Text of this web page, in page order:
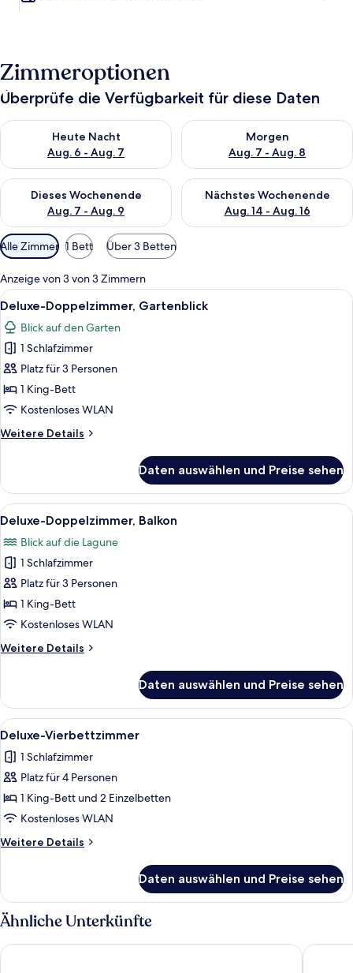
Zimmeroptionen
Überprüfe die Verfügbarkeit für diese Daten
Heute Nacht
Aug. 6 - Aug. 7
Überprüfe die Verfügbarkeit für heute Nacht, Aug. 6 - Aug. 7.
Morgen
Aug. 7 - Aug. 8
Überprüfe die Verfügbarkeit
Dieses Wochenende
Aug. 7 - Aug. 9
Überprüfe die Verfügbarkeit für dieses Wochenende, Aug. 7
Nächstes Wochenende
Aug. 14 - Aug. 16
Überprüfe die Verfügbarkeit
Verfügbare
Filter
für
Zimmer
Alle Zimmer 1 Bett Über 3 Betten
Anzeige von 3 von 3 Zimmern
Alle
Fotos
für
Deluxe-
Doppelzimmer,
Gartenblick
anzeigen
Ein Schlafzimmer mit einem Bett,
7
Deluxe-Doppelzimmer, Gartenblick
Blick auf den Garten
1 Schlafzimmer
Platz für 3 Personen
1 King-Bett
Kostenloses WLAN
Weitere Details
Weitere
Doppelzimmer,
Gartenblick
Daten auswählen und Preise sehen
Alle
Fotos
für
Deluxe-
Doppelzimmer,
Balkon
anzeigen
Ein Schlafzimmer mit einem Bett,
11
Deluxe-Doppelzimmer, Balkon
Blick auf die Lagune
1 Schlafzimmer
Platz für 3 Personen
1 King-Bett
Kostenloses WLAN
Weitere Details
Weitere
Doppelzimmer,
Balkon
Daten auswählen und Preise sehen
Alle
Fotos
für
Deluxe-
Vierbettzimmer
anzeigen
Ein Gebäude mit einer Holztür,
6
Deluxe-Vierbettzimmer
1 Schlafzimmer
Platz für 4 Personen
1 King-Bett und 2 Einzelbetten
Kostenloses WLAN
Weitere Details
Weitere
Vierbettzimmer
Daten auswählen und Preise sehen
Ähnliche Unterkünfte
New Tristar Beach Hotel Arne's